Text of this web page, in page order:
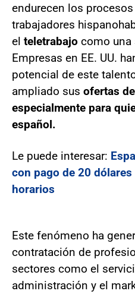
endurecen los
trabajadores
el teletrabajo como una
Empresas en EE. UU.
potencial de este
ampliado sus ofertas
especialmente para
español.
Le puede interesar:
con pago de 20
horarios
Este fenómeno ha
contratación de
sectores como el
administración y el